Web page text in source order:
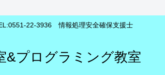
22-3936 情報処理安全確保支援士
&プログラミング教室